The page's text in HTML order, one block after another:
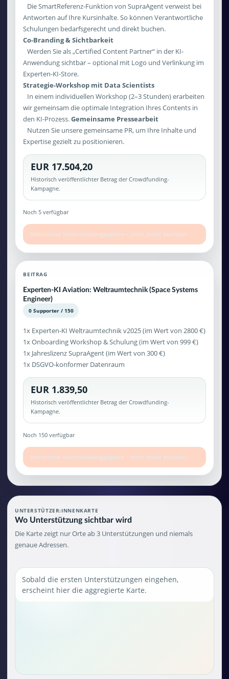
Die SmartReferenz-Funktion von SupraAgent verweist bei
Antworten auf Ihre Kursinhalte. So können Verantwortliche
Schulungen bedarfsgerecht und direkt buchen.
Co-Branding & Sichtbarkeit
Werden Sie als „Certified Content Partner“ in der KI-
Anwendung sichtbar – optional mit Logo und Verlinkung im
Experten-KI-Store.
Strategie-Workshop mit Data Scientists
In einem individuellen Workshop (2–3 Stunden) erarbeiten
wir gemeinsam die optimale Integration Ihres Contents in
den KI-Prozess.Gemeinsame Pressearbeit
Nutzen Sie unsere gemeinsame PR, um Ihre Inhalte und
Expertise gezielt zu positionieren.
EUR 17.504,20
Historisch veröffentlichter Betrag der Crowdfunding-
Kampagne.
Noch 5 verfügbar
Historische Unterstützungsoption – nicht mehr buchbar.
BEITRAG
Experten-KI Aviation: Weltraumtechnik (Space Systems
Engineer)
0 Supporter / 150
1x Experten-KI Weltraumtechnik v2025 (im Wert von 2800 €)
1x Onboarding Workshop & Schulung (im Wert von 999 €)
1x Jahreslizenz SupraAgent (im Wert von 300 €)
1x DSGVO-konformer Datenraum
EUR 1.839,50
Historisch veröffentlichter Betrag der Crowdfunding-
Kampagne.
Noch 150 verfügbar
Historische Unterstützungsoption – nicht mehr buchbar.
UNTERSTÜTZER:INNENKARTE
Wo Unterstützung sichtbar wird
Die Karte zeigt nur Orte ab 3 Unterstützungen und niemals
genaue Adressen.
Sobald die ersten Unterstützungen eingehen,
erscheint hier die aggregierte Karte.